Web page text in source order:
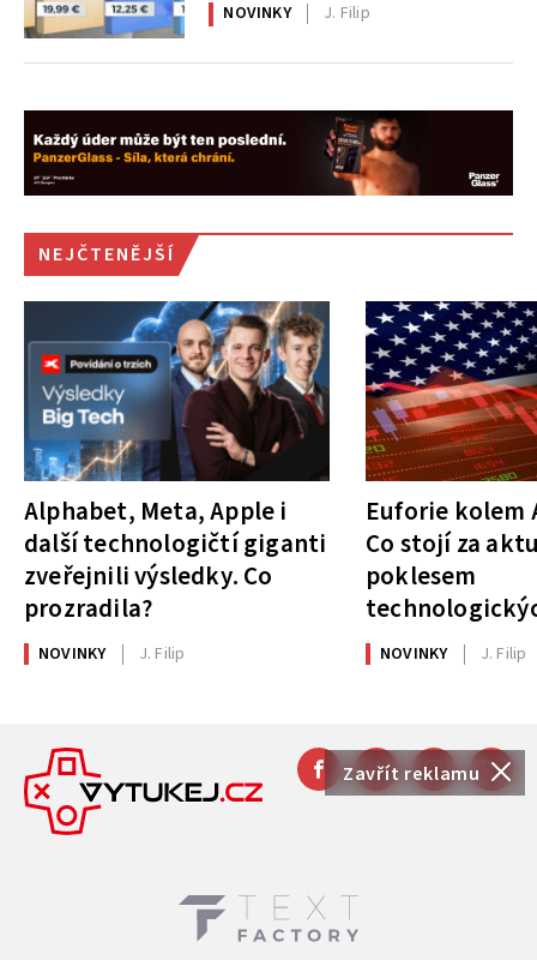
Zavřít reklamu
NOVINKY J. Filip
NEJČTENĚJŠÍ
Alphabet, Meta, Apple i
další technologičtí giganti
zveřejnili výsledky. Co
prozradila?
NOVINKY J. Filip
Euforie kolem
Co stojí za
poklesem
NOVINKY J. Filip